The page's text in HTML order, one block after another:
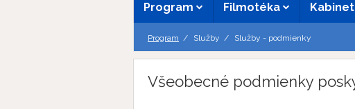
Program Filmotéka Kabinet
Program Služby Služby - podmienky
Všeobecné podmienky